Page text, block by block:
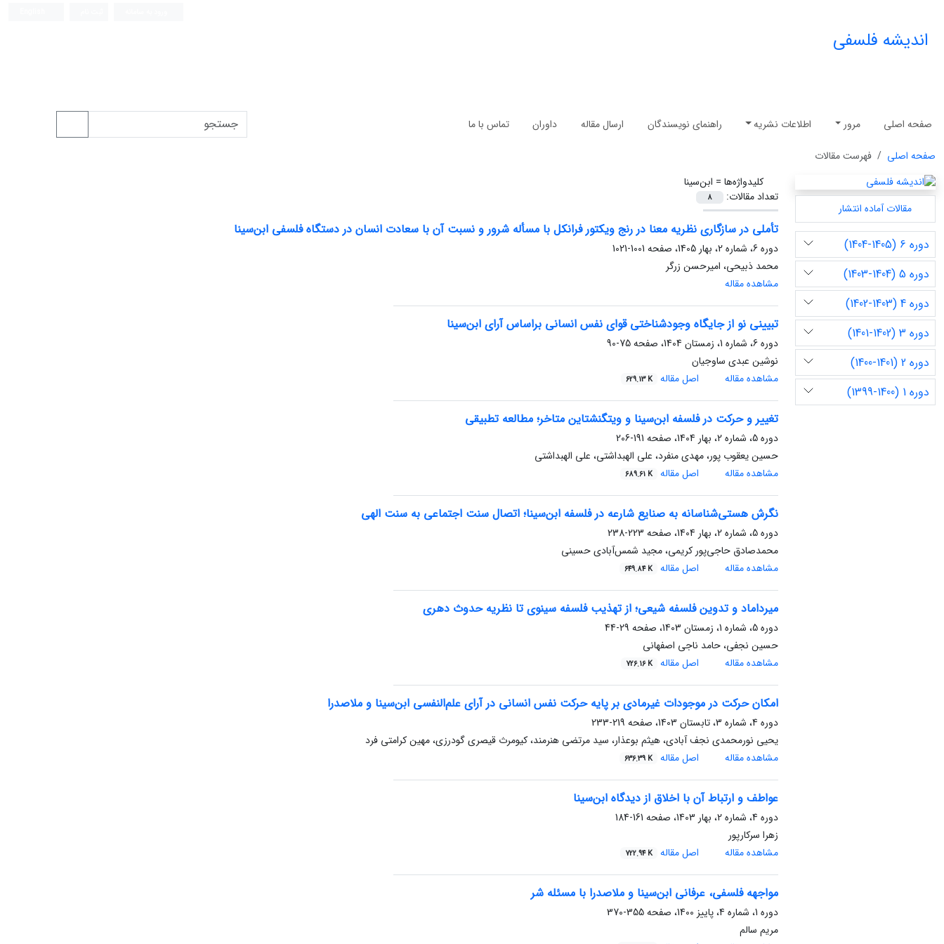
اندیشه فلسفی
صفحه اصلی مرور اطلاعات نشریه راهنمای نویسندگان ارسال مقاله داوران تماس با ما
صفحه اصلی فهرست مقالات
مقالات آماده انتشار
دوره 6 (1405-1404)
دوره 5 (1404-1403)
دوره 4 (1403-1402)
دوره 3 (1402-1401)
دوره 2 (1401-1400)
دوره 1 (1400-1399)
کلیدواژه‌ها = ابن‌سینا
تعداد مقالات:
8
تأملی در سازگاری نظریه معنا در رنج ویکتور فرانکل با مسأله شرور و نسبت آن با سعادت انسان در دستگاه فلسفی ابن‌سینا
دوره 6، شماره 2، بهار 1405، صفحه
1001-1021
محمد ذبیحی، امیرحسن زرگر
مشاهده مقاله
تبیینی نو از جایگاه وجودشناختی قوای نفس انسانی براساس آرای ابن‌سینا
دوره 6، شماره 1، زمستان 1404، صفحه
75-90
نوشین عبدی ساوجیان
مشاهده مقاله
اصل مقاله 629.13 K
تغییر و حرکت در فلسفه ابن‌سینا و ویتگنشتاین متاخر؛ مطالعه تطبیقی
دوره 5، شماره 2، بهار 1404، صفحه
191-206
حسین یعقوب پور، مهدی منفرد، علی الهبداشتی، علی الهبداشتی
مشاهده مقاله
اصل مقاله 689.61 K
نگرش هستی‌شناسانه به صنایع شارعه در فلسفه ابن‌سینا؛ اتصال سنت اجتماعی به سنت الهی
دوره 5، شماره 2، بهار 1404، صفحه
223-238
محمدصادق حاجی‌پور کریمی، مجید شمس‌آبادی حسینی
مشاهده مقاله
اصل مقاله 649.84 K
میرداماد و تدوین فلسفه شیعی؛ از تهذیب فلسفه سینوی تا نظریه حدوث دهری
دوره 5، شماره 1، زمستان 1403، صفحه
29-44
حسین نجفی، حامد ناجی اصفهانی
مشاهده مقاله
اصل مقاله 726.16 K
امکان حرکت در موجودات غیرمادی بر پایه حرکت نفس انسانی در آرای علم‌النفسی ابن‌سینا و ملاصدرا
دوره 4، شماره 3، تابستان 1403، صفحه
219-233
یحیی نورمحمدی نجف آبادی، هیثم بوعذار، سید مرتضی هنرمند، کیومرث قیصری گودرزی، مهین کرامتی فرد
مشاهده مقاله
اصل مقاله 636.39 K
عواطف و ارتباط آن با اخلاق از دیدگاه ابن‌سینا
دوره 4، شماره 2، بهار 1403، صفحه
161-184
زهرا سرکارپور
مشاهده مقاله
اصل مقاله 722.94 K
مواجهه فلسفی، عرفانی ابن‌سینا و ملاصدرا با مسئله شر
دوره 1، شماره 4، پاییز 1400، صفحه
355-370
مریم سالم